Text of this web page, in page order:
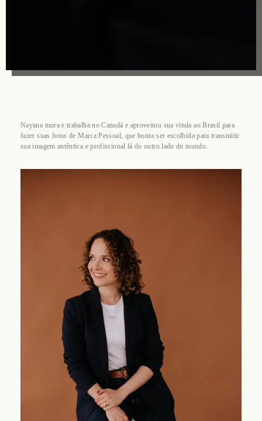
Nayana mora e trabalha no Canadá e aproveitou sua vinda ao Brasil para
fazer suas fotos de Marca Pessoal, que honra ser escolhida para transmitir
sua imagem autêntica e profissional lá do outro lado do mundo.